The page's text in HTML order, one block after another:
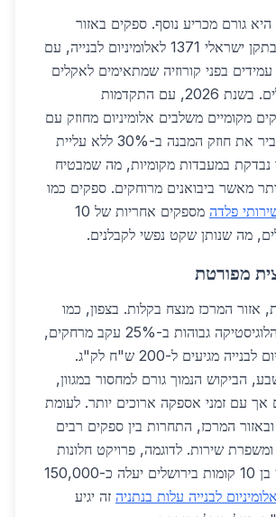
גורם מכריע נוסף. ספקים באזור
המרכז עומדים בתקן ישראלי 1371 לאלומיניום לבנייה, עם
עמידים בפני קורוזיה שמתאימים לאקלים
היבש של ירושלים. בשנת 2026, עם התקדמות
מקומיים משלבים אלומיניום מחוזק עם
סיבי פחמן, המגביר את חוזק המבנה ב-30% ללא עליית
נבדקת במעבדות מקומיות, מה שמבטיח
מאשר ביבואנים מרוחקים. ספקים כמו
פלדה
מספקים אחריות של 10
מה שנותן שקט נפשי לקבלנים.
מפורטת
אזור המרכז מנצח בקלות. בצפון, כמו
בחיפה, עלויות הלוגיסטיקה גבוהות ב-25% עקב מרחקים,
ומחירי האלומיניום לבנייה מגיעים ל-200 ש"ח לק"ג.
הביקוש הנמוך גורם למחסור במגוון,
אך עם זמני אספקה ארוכים יותר. לעומת
המרכז, התחרות בין ספקים רבים
שירות. לדוגמה, פרויקט חלונות
אלומיניום לבניין בן 10 קומות בירושלים יעלה כ-150,000
אלומיניום לבנייה עלות בנתניה זה יגיע